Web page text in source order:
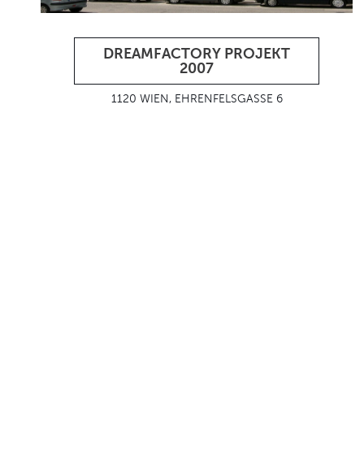
DREAMFACTORY PROJEKT
2007
1120 WIEN, EHRENFELSGASSE 6